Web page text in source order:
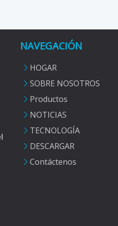
NAVEGACIÓN
HOGAR
SOBRE NOSOTROS
Productos
NOTICIAS
TECNOLOGÍA
DESCARGAR
Contáctenos